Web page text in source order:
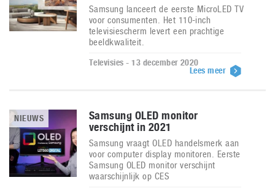
Samsung lanceert de eerste MicroLED TV
voor consumenten. Het 110-inch
televisiescherm levert een prachtige
beeldkwaliteit.
Televisies - 13 december 2020
Lees meer
NIEUWS
Samsung OLED monitor
verschijnt in 2021
Samsung vraagt OLED handelsmerk aan
voor computer display monitoren. Eerste
Samsung OLED monitor verschijnt
waarschijnlijk op CES